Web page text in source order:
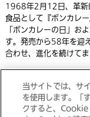
1968年2月12日、革新
食品として『ボンカレ
「ボンカレーの日」お
す。発売から58年を迎
合わせ、進化を続けてま
印刷用ページはこちら
当サイトでは、サ
を使用します。「
クすると、Cookie